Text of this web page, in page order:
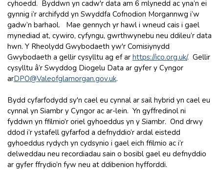
cyhoedd. Byddwn yn cadw'r data am 6 mlynedd ac yna’n ei
gynnig i’r archifydd yn Swyddfa Cofnodion Morgannwg i’w
gadw’n barhaol. Mae gennych yr hawl i wneud cais i gael
mynediad at, cywiro, cyfyngu, gwrthwynebu neu ddileu’r data
hwn. Y Rheolydd Gwybodaeth yw'r Comisiynydd
Gwybodaeth a gellir cysylltu ag ef ar https://ico.org.uk/. Gellir
cysylltu â’r Swyddog Diogelu Data ar gyfer y Cyngor
arDPO@Valeofglamorgan.gov.uk.
Bydd cyfarfodydd sy'n cael eu cynnal ar sail hybrid yn cael eu
cynnal yn Siambr y Cyngor ac ar-lein. Yn gyffredinol ni
fyddwn yn ffilmio’r oriel gyhoeddus yn y Siambr. Ond drwy
ddod i’r ystafell gyfarfod a defnyddio’r ardal eistedd
gyhoeddus rydych yn cydsynio i gael eich ffilmio ac i’r
delweddau neu recordiadau sain o bosibl gael eu defnyddio
ar gyfer ffrydio’n fyw neu at ddibenion hyfforddi.